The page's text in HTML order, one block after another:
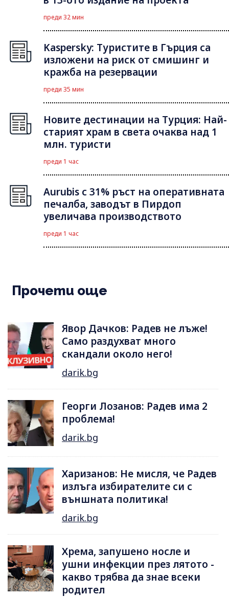
преди 32 мин
Kaspersky: Туристите в Гърция са
изложени на риск от смишинг и
кражба на резервации
преди 35 мин
Новите дестинации на Турция: Най-
старият храм в света очаква над 1
млн. туристи
преди 1 час
Aurubis с 31% ръст на оперативната
печалба, заводът в Пирдоп
увеличава производството
преди 1 час
Прочети още
Явор Дачков: Радев не лъже!
Само раздухват много
скандали около него!
darik.bg
Георги Лозанов: Радев има 2
проблема!
darik.bg
Харизанов: Не мисля, че Радев
излъга избирателите си с
външната политика!
darik.bg
Хрема, запушено носле и
ушни инфекции през лятотo -
какво трябва да знае всеки
родител